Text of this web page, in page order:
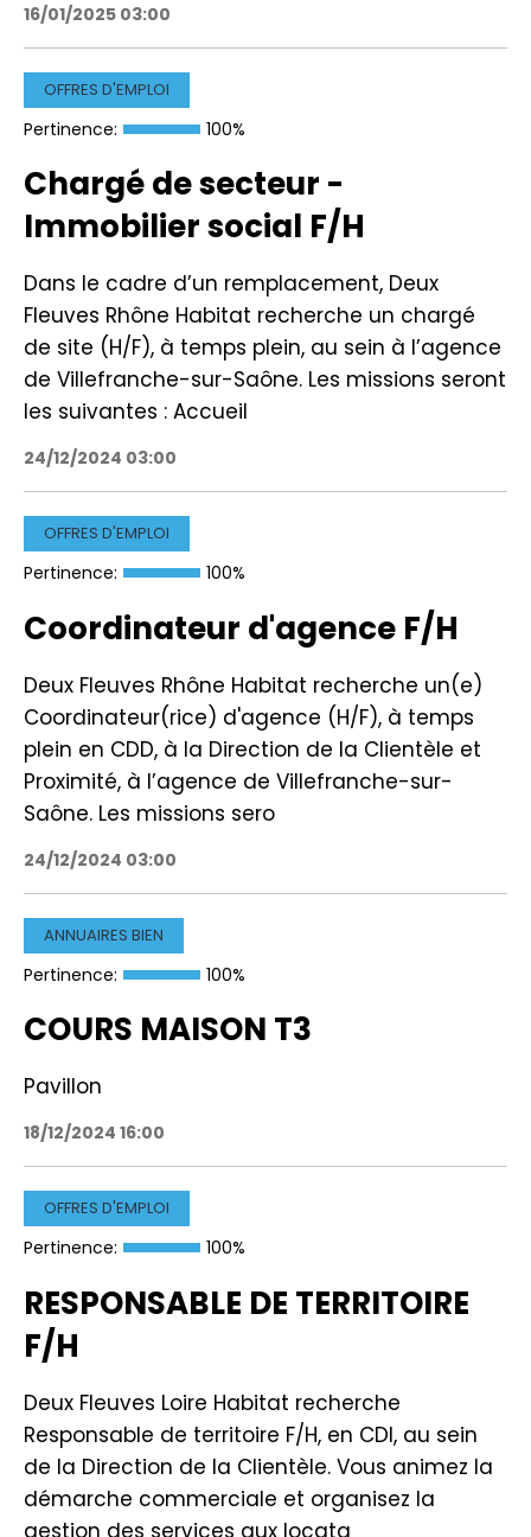
16/01/2025 03:00
OFFRES D'EMPLOI
Pertinence: 100%
Chargé de secteur -
Immobilier social F/H
Dans le cadre d’un remplacement, Deux
Fleuves Rhône Habitat recherche un chargé
de site (H/F), à temps plein, au sein à l’agence
de Villefranche-sur-Saône. Les missions seront
les suivantes : Accueil
24/12/2024 03:00
OFFRES D'EMPLOI
Pertinence: 100%
Coordinateur d'agence F/H
Deux Fleuves Rhône Habitat recherche un(e)
Coordinateur(rice) d'agence (H/F), à temps
plein en CDD, à la Direction de la Clientèle et
Proximité, à l’agence de Villefranche-sur-
Saône. Les missions sero
24/12/2024 03:00
ANNUAIRES BIEN
Pertinence: 100%
COURS MAISON T3
Pavillon
18/12/2024 16:00
OFFRES D'EMPLOI
Pertinence: 100%
RESPONSABLE DE TERRITOIRE
F/H
Deux Fleuves Loire Habitat recherche
Responsable de territoire F/H, en CDI, au sein
de la Direction de la Clientèle. Vous animez la
démarche commerciale et organisez la
gestion des services aux locata